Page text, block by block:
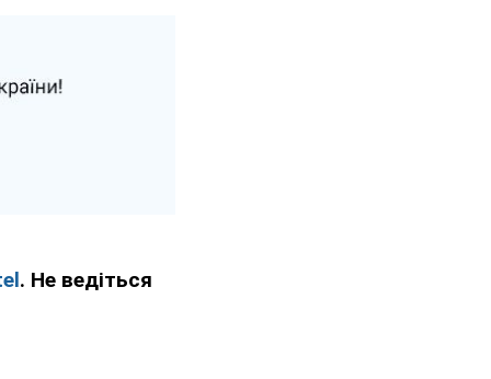
. Не ведіться